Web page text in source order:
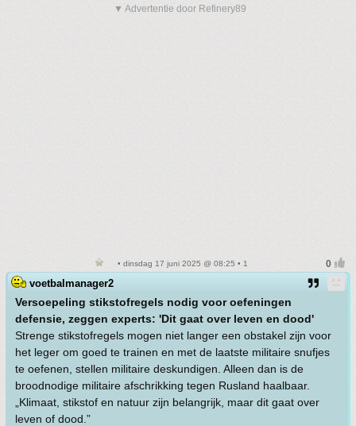
▼ Advertentie door Refinery89
• dinsdag 17 juni 2025 @ 08:25 • 1
voetbalmanager2
Versoepeling stikstofregels nodig voor oefeningen
defensie, zeggen experts: 'Dit gaat over leven en dood'
Strenge stikstofregels mogen niet langer een obstakel zijn voor
het leger om goed te trainen en met de laatste militaire snufjes
te oefenen, stellen militaire deskundigen. Alleen dan is de
broodnodige militaire afschrikking tegen Rusland haalbaar.
„Klimaat, stikstof en natuur zijn belangrijk, maar dit gaat over
leven of dood.”